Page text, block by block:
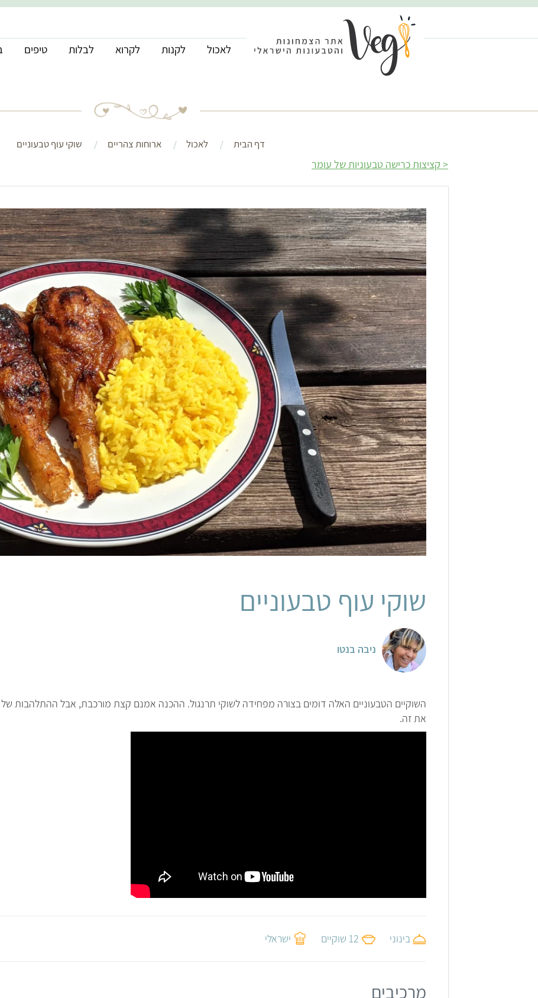
לאכול לקנות לקרוא לבלות טיפים
דף הבית לאכול ארוחות צהריים שוקי עוף טבעוניים
קציצות כרישה טבעוניות של עומר
שוקי עוף טבעוניים
ניבה בנטו
השוקיים הטבעוניים האלה דומים בצורה מפחידה לשוקי תרנגול. ההכנה אמנם קצת מורכבת, אבל ההתלהבות
את זה.
בינוני 12 שוקיים ישראלי
מרכיבים